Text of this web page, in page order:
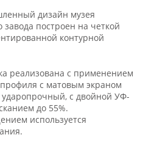
дизайн музея
построен на четкой
контурной
реализована с применением
с матовым экраном
ударопрочный, с двойной УФ-
до 55%.
используется